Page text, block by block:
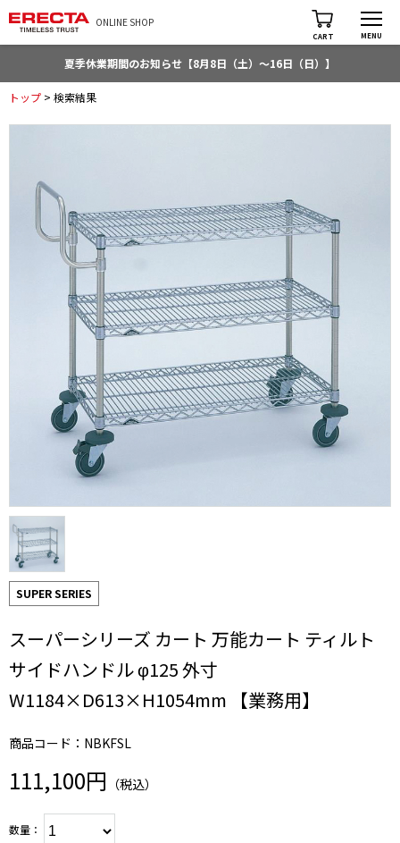
ONLINE SHOP
CART MENU
夏季休業期間のお知らせ【8月8日（土）～16日（日）】
トップ > 検索結果
SUPER SERIES
スーパーシリーズ カート 万能カート ティルト
サイドハンドル φ125 外寸
W1184×D613×H1054mm 【業務用】
商品コード：NBKFSL
111,100円 （税込）
数量：